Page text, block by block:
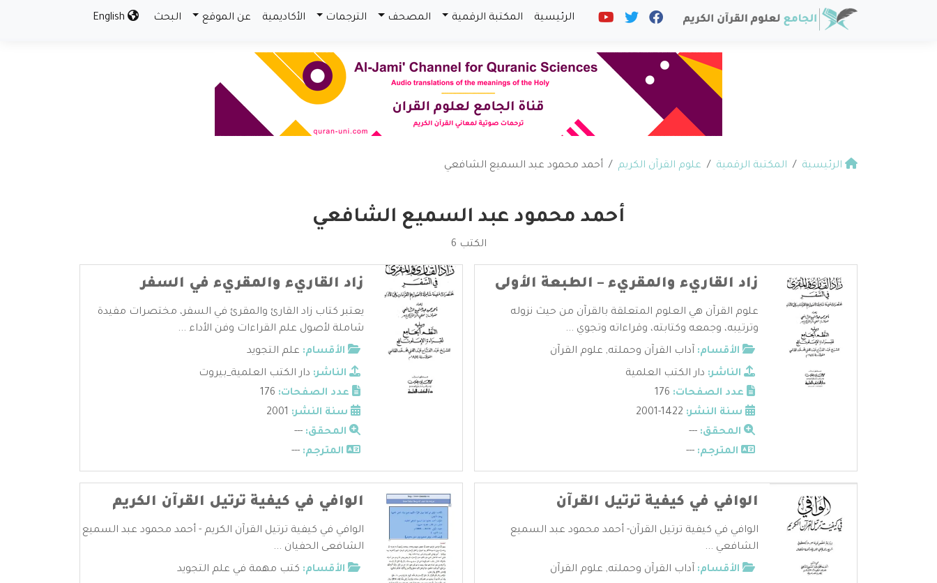
الرئيسية المكتبة الرقمية المصحف الترجمات الأكاديمية عن الموقع البحث
الرئيسية المكتبة الرقمية علوم القرآن الكريم أحمد محمود عبد السميع الشافعي
أحمد محمود عبد السميع الشافعي
الكتب 6
زاد القاريء والمقريء – الطبعة الأولى
علوم القرآن هي العلوم المتعلقة بالقرآن من حيث نزوله
وترتيبه، وجمعه وكتابته، وقراءاته وتجوي ...
الأقسام: آداب القرآن وحملته, علوم القرآن
الناشر: دار الكتب العلمية
عدد الصفحات:
سنة النشر:
المحقق: ---
المترجم: ---
زاد القاريء والمقريء في السفر
يعتبر كتاب زاد القارئ والمقرئ في السفر، مختصرات مفيدة
شاملة لأصول علم القراءات وفن الأداء ...
الأقسام: علم التجويد
الناشر: دار الكتب العلمية_بيروت
عدد الصفحات:
سنة النشر:
المحقق: ---
المترجم: ---
الوافي في كيفية ترتيل القرآن
الوافي في كيفية ترتيل القرآن- أحمد محمود عبد السميع
الشافعي ...
الأقسام: آداب القرآن وحملته, علوم القرآن
الوافي في كيفية ترتيل القرآن الكريم
الوافي في كيفية ترتيل القرآن الكريم - أحمد محمود عبد السميع
الشافعى الحفيان ...
الأقسام: كتب مهمة في علم التجويد